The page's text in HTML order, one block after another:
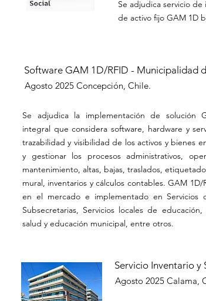
Se adjudica servicio
de activo fijo GAM 1D
Software GAM 1D/RFID - Municipalidad
Agosto 2025 Concepción, Chile.
Se adjudica la implementación de solución
integral que considera software, hardware y
trazabilidad y visibilidad de los activos y bienes
y gestionar los procesos administrativos,
mantenimiento, altas, bajas, traslados,
mural, inventarios y cálculos contables. GAM
en el mercado e implementado en Servicios
Subsecretarias, Servicios locales de
salud y educación municipal, entre otros.
Servicio Inventario y
Agosto 2025 Calama,